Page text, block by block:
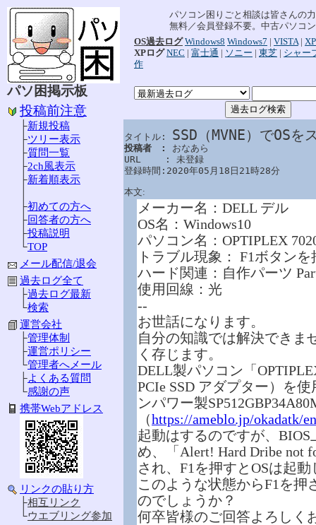
パソ困掲示板
投稿前注意
├新規投稿
├ツリー表示
├質問一覧
├2ch風表示
├新着順表示
├初めての方へ
├回答者の方へ
├投稿説明
└TOP
メール配信/退会
過去ログ全て
├過去ログ最新
└検索
運営会社
├管理体制
├運営ポリシー
└管理者へメール
├よくある質問
└感謝の声
携帯Webアドレス
リンクの貼り方
├相互リンク
└ウエブリング参加
パソコン困りごと相談は皆さんの
無料／会員登録不要。中古パソコ
OS過去ログ Windows8 Windows7 | VISTA| XP
XPログ NEC | 富士通 | ソニー | 東芝 | シャー
作
タイトル: SSD（MVNE）でOS
投稿者　: おなあら
URL　　 : 未登録
登録時間:2020年05月18日21時28分
本文:
メーカー名：DELL デル
OS名：Windows10
パソコン名：OPTIPLEX
トラブル現象： F1ボタン
ハード関連：自作パーツ
使用回線：光
--
お世話になります。
自分の知識では解決できま
く存じます。
DELL製パソコン「
PCIe SSD アダプター）を
ンパワー製
（https://ameblo.jp/okadatk/
起動はするのですが、
め、「Alert! Hard Dribe not
され、F1を押すとOSは起
このような状態からF1を押
のでしょうか？
何卒皆様のご回答よろしく